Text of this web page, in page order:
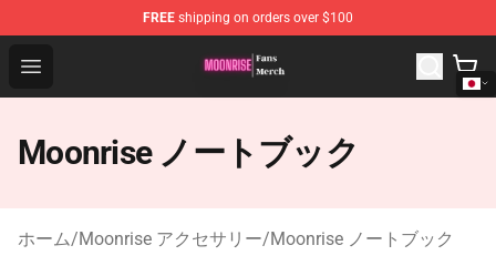
FREE shipping on orders over $100
Open menu
Moonrise Store - Official Moonrise Merchandise Shop
Moonrise ノートブック
ホーム/Moonrise アクセサリー/Moonrise ノートブック